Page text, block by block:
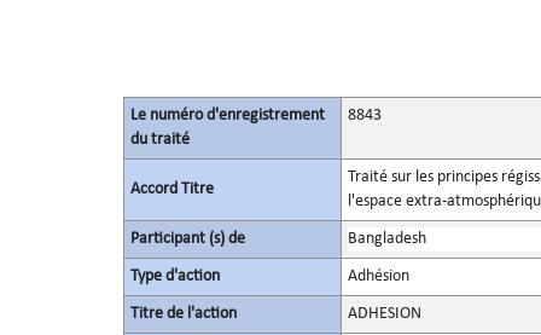
Le numéro d'enregistrement
du traité
8843
Accord Titre
Traité sur les principes
l'espace extra-
Participant (s) de Bangladesh
Type d'action Adhésion
Titre de l'action ADHESION